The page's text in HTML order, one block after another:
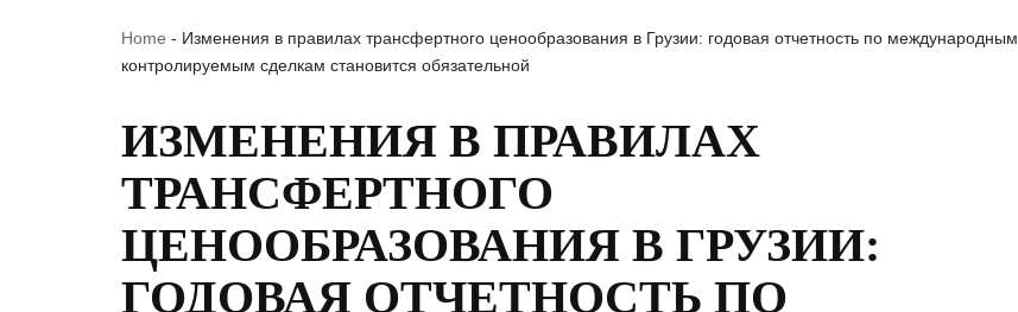
Home - Изменения в правилах трансфертного ценообразования в Грузии: годовая отчетность по международным
контролируемым сделкам становится обязательной
ИЗМЕНЕНИЯ В ПРАВИЛАХ
ТРАНСФЕРТНОГО
ЦЕНООБРАЗОВАНИЯ В ГРУЗИИ:
ГОДОВАЯ ОТЧЕТНОСТЬ ПО